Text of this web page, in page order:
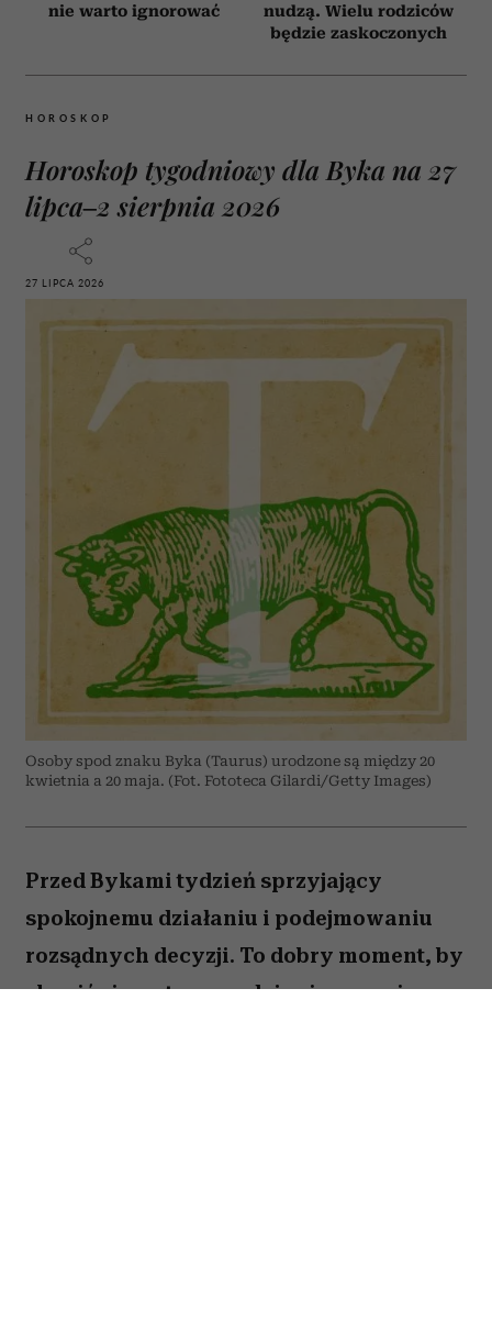
nie warto ignorować
nudzą. Wielu rodziców
będzie zaskoczonych
HOROSKOP
Horoskop tygodniowy dla Byka na 27
lipca–2 sierpnia 2026
27 LIPCA 2026
Osoby spod znaku Byka (Taurus) urodzone są między 20
kwietnia a 20 maja. (Fot. Fototeca Gilardi/Getty Images)
Przed Bykami tydzień sprzyjający
spokojnemu działaniu i podejmowaniu
rozsądnych decyzji. To dobry moment, by
skupić się na tym, co daje ci poczucie